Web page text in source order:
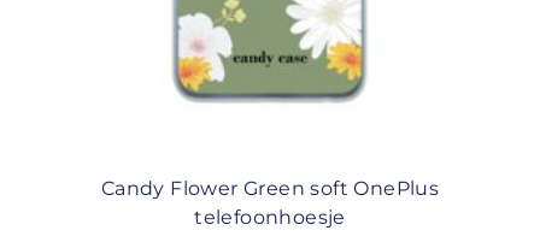
Candy Flower Green soft OnePlus
telefoonhoesje